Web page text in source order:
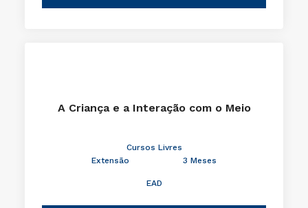
A Criança e a Interação com o Meio
Cursos Livres
Extensão
3 Meses
EAD